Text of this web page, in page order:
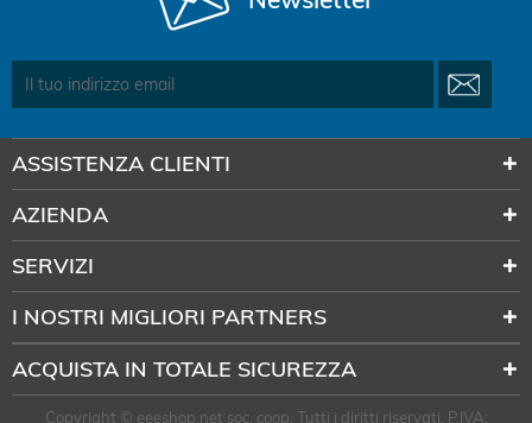
ASSISTENZA CLIENTI
AZIENDA
SERVIZI
I NOSTRI MIGLIORI PARTNERS
ACQUISTA IN TOTALE SICUREZZA
Copyright © eeeshop.net soc. coop. Tutti i diritti riservati. P.IVA: